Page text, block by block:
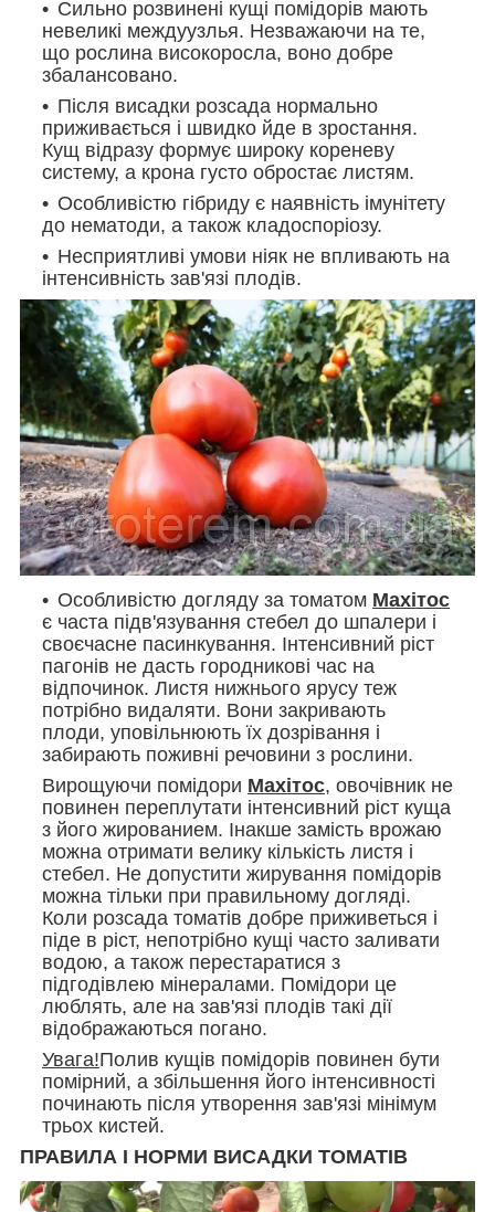
Сильно розвинені кущі помідорів мають
невеликі междуузлья. Незважаючи на те,
що рослина високоросла, воно добре
збалансовано.
Після висадки розсада нормально
приживається і швидко йде в зростання.
Кущ відразу формує широку кореневу
систему, а крона густо обростає листям.
Особливістю гібриду є наявність імунітету
до нематоди, а також кладоспоріозу.
Несприятливі умови ніяк не впливають на
інтенсивність зав'язі плодів.
Особливістю догляду за томатом Махітос
є часта підв'язування стебел до шпалери і
своєчасне пасинкування. Інтенсивний ріст
пагонів не дасть городникові час на
відпочинок. Листя нижнього ярусу теж
потрібно видаляти. Вони закривають
плоди, уповільнюють їх дозрівання і
забирають поживні речовини з рослини.
Вирощуючи помідори Махітос, овочівник не
повинен переплутати інтенсивний ріст куща
з його жированием. Інакше замість врожаю
можна отримати велику кількість листя і
стебел. Не допустити жирування помідорів
можна тільки при правильному догляді.
Коли розсада томатів добре приживеться і
піде в ріст, непотрібно кущі часто заливати
водою, а також перестаратися з
підгодівлею мінералами. Помідори це
люблять, але на зав'язі плодів такі дії
відображаються погано.
Увага!Полив кущів помідорів повинен бути
помірний, а збільшення його інтенсивності
починають після утворення зав'язі мінімум
трьох кистей.
ПРАВИЛА І НОРМИ ВИСАДКИ ТОМАТІВ